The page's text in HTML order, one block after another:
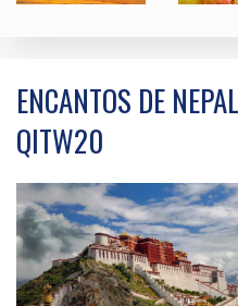
ENCANTOS DE
QITW20